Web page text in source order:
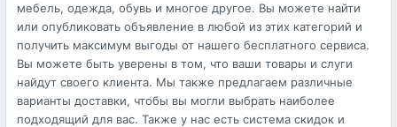
мебель, одежда, обувь и многое другое. Вы можете найти
или опубликовать объявление в любой из этих категорий и
получить максимум выгоды от нашего бесплатного сервиса.
Вы можете быть уверены в том, что ваши товары и слуги
найдут своего клиента. Мы также предлагаем различные
варианты доставки, чтобы вы могли выбрать наиболее
подходящий для вас. Также у нас есть система скидок и